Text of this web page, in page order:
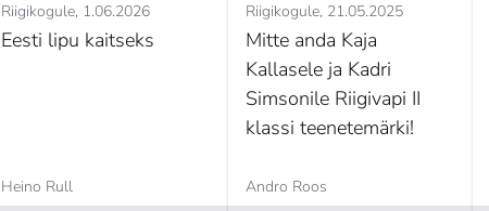
Riigikogule 1.06.2026
Eesti lipu kaitseks
Heino Rull
Riigikogule 21.05.2025
Mitte anda Kaja
Kallasele ja Kadri
Simsonile Riigivapi II
klassi teenetemärki!
Andro Roos